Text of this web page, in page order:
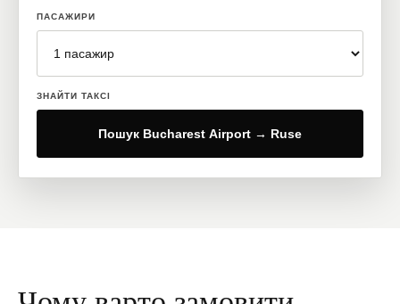
ПАСАЖИРИ
ЗНАЙТИ ТАКСІ
Пошук Bucharest Airport → Ruse